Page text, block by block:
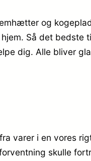
og
Så det bedste
dig. Alle bliver
varer i en vores
skulle